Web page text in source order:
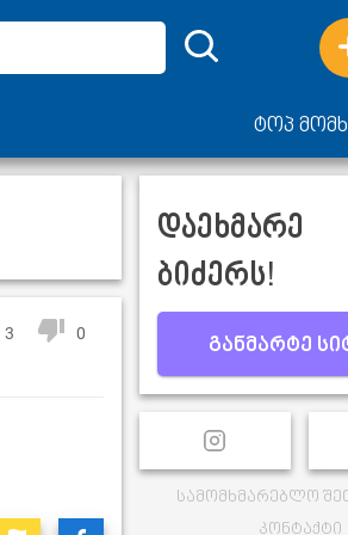
ტოპ
3 0
დაეხმარე
ბიძერს!
განმარტე
სამომხმარებლო
კონტაქტი